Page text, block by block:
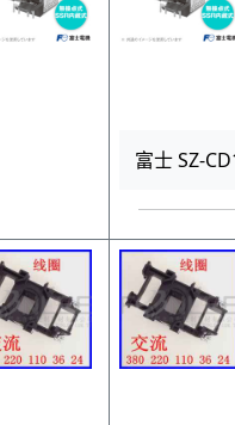
富士 SZ-